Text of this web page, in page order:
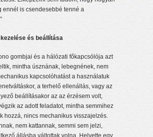
ennél is csendesebbé tenné a
és beállítása
gombjai és a hálózati főkapcsólója azt
mintha úsznának, lebegnének, nem
kapcsolóhatást a használatuk
a terhelő ellenállás, vagy az
beállításakor az az érzésem volt,
az adott feladatot, mintha semmihez
hozzá, nincs mechanikus visszajelzés.
nem kattannak, semmi sem jelzi,